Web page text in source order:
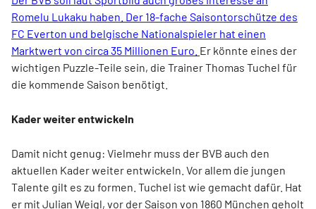
Romelu Lukaku haben. Der 18-fache Saisontorschütze des
FC Everton und belgische Nationalspieler hat einen
Marktwert von circa 35 Millionen Euro. Er könnte eines der
wichtigen Puzzle-Teile sein, die Trainer Thomas Tuchel für
die kommende Saison benötigt.
Kader weiter entwickeln
Damit nicht genug: Vielmehr muss der BVB auch den
aktuellen Kader weiter entwickeln. Vor allem die jungen
Talente gilt es zu formen. Tuchel ist wie gemacht dafür. Hat
er mit Julian Weigl, vor der Saison von 1860 München geholt